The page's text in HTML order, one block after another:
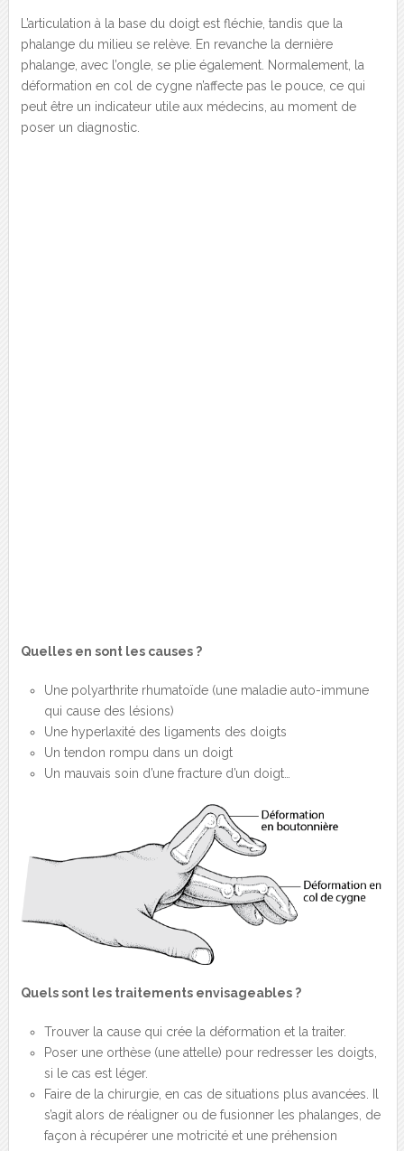
L’articulation à la base du doigt est fléchie, tandis que la
phalange du milieu se relève. En revanche la dernière
phalange, avec l’ongle, se plie également. Normalement, la
déformation en col de cygne n’affecte pas le pouce, ce qui
peut être un indicateur utile aux médecins, au moment de
poser un diagnostic.
Quelles en sont les causes ?
Une polyarthrite rhumatoïde (une maladie auto-immune
qui cause des lésions)
Une hyperlaxité des ligaments des doigts
Un tendon rompu dans un doigt
Un mauvais soin d’une fracture d’un doigt…
Quels sont les traitements envisageables ?
Trouver la cause qui crée la déformation et la traiter.
Poser une orthèse (une attelle) pour redresser les doigts,
si le cas est léger.
Faire de la chirurgie, en cas de situations plus avancées. Il
s’agit alors de réaligner ou de fusionner les phalanges, de
façon à récupérer une motricité et une préhension